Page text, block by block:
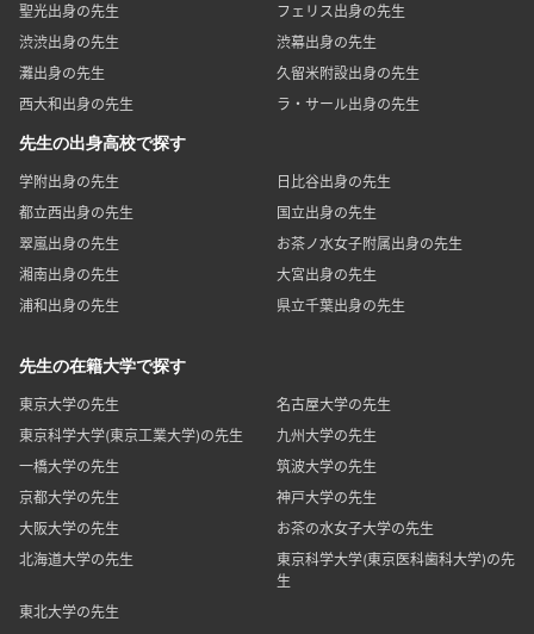
聖光出身の先生
フェリス出身の先生
渋渋出身の先生
渋幕出身の先生
灘出身の先生
久留米附設出身の先生
西大和出身の先生
ラ・サール出身の先生
先生の出身高校で探す
学附出身の先生
日比谷出身の先生
都立西出身の先生
国立出身の先生
翠嵐出身の先生
お茶ノ水女子附属出身の先生
湘南出身の先生
大宮出身の先生
浦和出身の先生
県立千葉出身の先生
先生の在籍大学で探す
東京大学の先生
名古屋大学の先生
東京科学大学(東京工業大学)の先生
九州大学の先生
一橋大学の先生
筑波大学の先生
京都大学の先生
神戸大学の先生
大阪大学の先生
お茶の水女子大学の先生
北海道大学の先生
東京科学大学(東京医科歯科大学)の先
生
東北大学の先生